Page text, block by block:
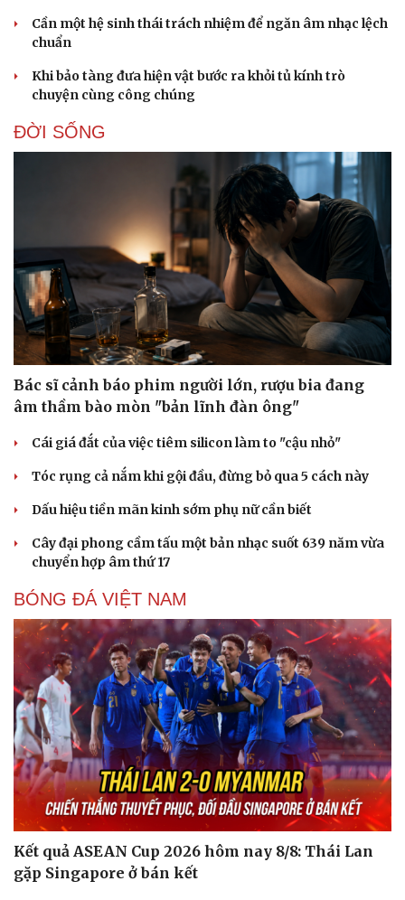
Thể thao
Lịch thi đấu bóng đá
eSports
Hậu trường
Ô tô - Xe máy
Xe máy
Cần một hệ sinh thái trách nhiệm để ngăn âm nhạc lệch
chuẩn
Khi bảo tàng đưa hiện vật bước ra khỏi tủ kính trò
chuyện cùng công chúng
ĐỜI SỐNG
Bác sĩ cảnh báo phim người lớn, rượu bia đang
âm thầm bào mòn "bản lĩnh đàn ông"
Cái giá đắt của việc tiêm silicon làm to "cậu nhỏ"
Tóc rụng cả nắm khi gội đầu, đừng bỏ qua 5 cách này
Dấu hiệu tiền mãn kinh sớm phụ nữ cần biết
Cây đại phong cầm tấu một bản nhạc suốt 639 năm vừa
chuyển hợp âm thứ 17
BÓNG ĐÁ VIỆT NAM
Kết quả ASEAN Cup 2026 hôm nay 8/8: Thái Lan
gặp Singapore ở bán kết